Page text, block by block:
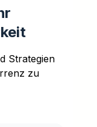
Strategien
zu